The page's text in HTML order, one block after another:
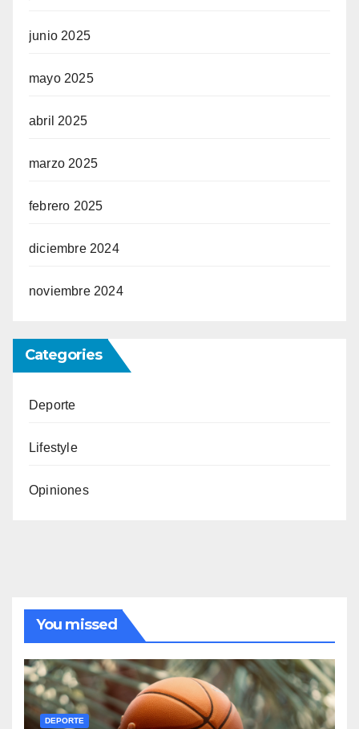
junio 2025
mayo 2025
abril 2025
marzo 2025
febrero 2025
diciembre 2024
noviembre 2024
Categories
Deporte
Lifestyle
Opiniones
You missed
DEPORTE